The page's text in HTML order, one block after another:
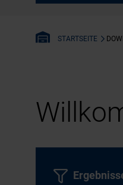
STARTSEITE